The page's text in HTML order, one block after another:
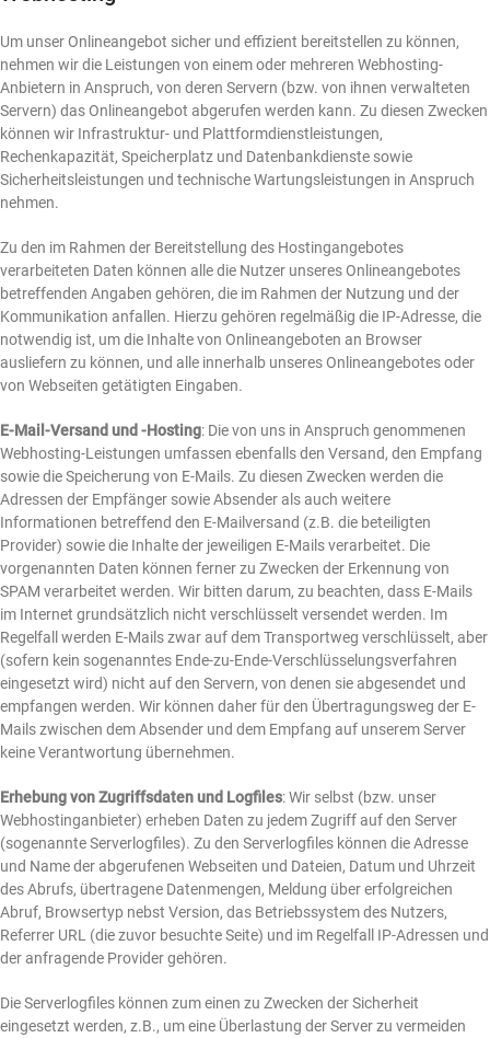
Um unser Onlineangebot sicher und effizient bereitstellen zu können,
nehmen wir die Leistungen von einem oder mehreren Webhosting-
Anbietern in Anspruch, von deren Servern (bzw. von ihnen verwalteten
Servern) das Onlineangebot abgerufen werden kann. Zu diesen Zwecken
können wir Infrastruktur- und Plattformdienstleistungen,
Rechenkapazität, Speicherplatz und Datenbankdienste sowie
Sicherheitsleistungen und technische Wartungsleistungen in Anspruch
nehmen.
Zu den im Rahmen der Bereitstellung des Hostingangebotes
verarbeiteten Daten können alle die Nutzer unseres Onlineangebotes
betreffenden Angaben gehören, die im Rahmen der Nutzung und der
Kommunikation anfallen. Hierzu gehören regelmäßig die IP-Adresse, die
notwendig ist, um die Inhalte von Onlineangeboten an Browser
ausliefern zu können, und alle innerhalb unseres Onlineangebotes oder
von Webseiten getätigten Eingaben.
E-Mail-Versand und -Hosting: Die von uns in Anspruch genommenen
Webhosting-Leistungen umfassen ebenfalls den Versand, den Empfang
sowie die Speicherung von E-Mails. Zu diesen Zwecken werden die
Adressen der Empfänger sowie Absender als auch weitere
Informationen betreffend den E-Mailversand (z.B. die beteiligten
Provider) sowie die Inhalte der jeweiligen E-Mails verarbeitet. Die
vorgenannten Daten können ferner zu Zwecken der Erkennung von
SPAM verarbeitet werden. Wir bitten darum, zu beachten, dass E-Mails
im Internet grundsätzlich nicht verschlüsselt versendet werden. Im
Regelfall werden E-Mails zwar auf dem Transportweg verschlüsselt, aber
(sofern kein sogenanntes Ende-zu-Ende-Verschlüsselungsverfahren
eingesetzt wird) nicht auf den Servern, von denen sie abgesendet und
empfangen werden. Wir können daher für den Übertragungsweg der E-
Mails zwischen dem Absender und dem Empfang auf unserem Server
keine Verantwortung übernehmen.
Erhebung von Zugriffsdaten und Logfiles: Wir selbst (bzw. unser
Webhostinganbieter) erheben Daten zu jedem Zugriff auf den Server
(sogenannte Serverlogfiles). Zu den Serverlogfiles können die Adresse
und Name der abgerufenen Webseiten und Dateien, Datum und Uhrzeit
des Abrufs, übertragene Datenmengen, Meldung über erfolgreichen
Abruf, Browsertyp nebst Version, das Betriebssystem des Nutzers,
Referrer URL (die zuvor besuchte Seite) und im Regelfall IP-Adressen und
der anfragende Provider gehören.
Die Serverlogfiles können zum einen zu Zwecken der Sicherheit
eingesetzt werden, z.B., um eine Überlastung der Server zu vermeiden